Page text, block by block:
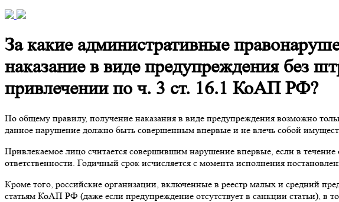
За какие административные
наказание в виде предупреждения без
привлечении по ч. 3 ст. 16.1 КоАП РФ?
По общему правилу, получение наказания в виде предупреждения возможно
данное нарушение должно быть совершенным впервые и не влечь собой
Привлекаемое лицо считается совершившим нарушение впервые, если в
ответственности. Годичный срок исчисляется с момента исполнения
Кроме того, российские организации, включенные в реестр малых и средний
статьям КоАП РФ (даже если предупреждение отсутствует в санкции статьи), в